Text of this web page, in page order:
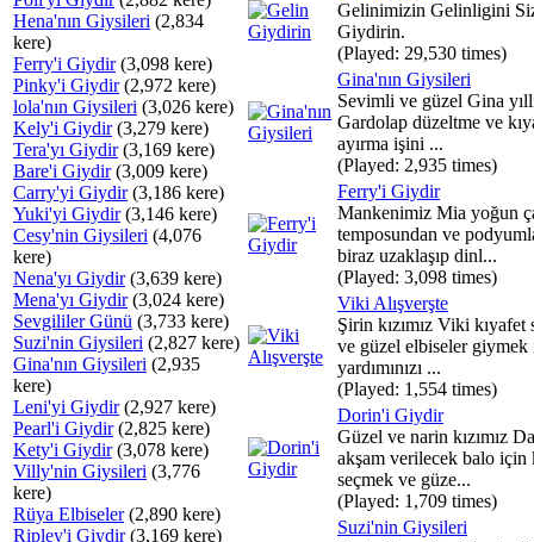
Hena'nın Giysileri (2,834
kere)
Ferry'i Giydir(3,098 kere)
Pinky'i Giydir(2,972 kere)
lola'nın Giysileri (3,026 kere)
Kely'i Giydir(3,279 kere)
Tera'yı Giydir(3,169 kere)
Bare'i Giydir(3,009 kere)
Carry'yi Giydir(3,186 kere)
Yuki'yi Giydir(3,146 kere)
Cesy'nin Giysileri (4,076
kere)
Nena'yı Giydir(3,639 kere)
Mena'yı Giydir(3,024 kere)
Sevgililer Günü (3,733 kere)
Suzi'nin Giysileri (2,827 kere)
Gina'nın Giysileri (2,935
kere)
Leni'yi Giydir(2,927 kere)
Pearl'i Giydir(2,825 kere)
Kety'i Giydir(3,078 kere)
Villy'nin Giysileri (3,776
kere)
Rüya Elbiseler(2,890 kere)
Ripley'i Giydir(3,169 kere)
Gelinimizin Gelinligini
Giydirin.
(Played: 29,530 times)
Gina'nın Giysileri
Sevimli ve güzel Gina
Gardolap düzeltme ve
ayırma işini ...
(Played: 2,935 times)
Ferry'i Giydir
Mankenimiz Mia yoğun
temposundan ve
biraz uzaklaşıp dinl...
(Played: 3,098 times)
Viki Alışverşte
Şirin kızımız Viki kıyafet
ve güzel elbiseler giymek
yardımınızı ...
(Played: 1,554 times)
Dorin'i Giydir
Güzel ve narin kızımız
akşam verilecek balo için
seçmek ve güze...
(Played: 1,709 times)
Suzi'nin Giysileri